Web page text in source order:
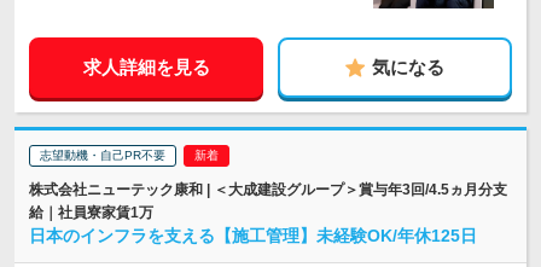
求人詳細を見る 気になる
志望動機・自己PR不要
株式会社ニューテック康和 | ＜大成建設グループ＞賞与年3回/4.5ヵ月分支
給｜社員寮家賃1万
日本のインフラを支える【施工管理】未経験OK/年休125日